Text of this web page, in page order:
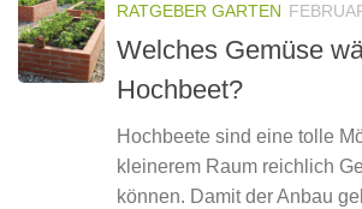
RATGEBER GARTEN
Welches Gemüse
Hochbeet?
Hochbeete sind eine tolle
kleinerem Raum reichlich
können. Damit der Anbau